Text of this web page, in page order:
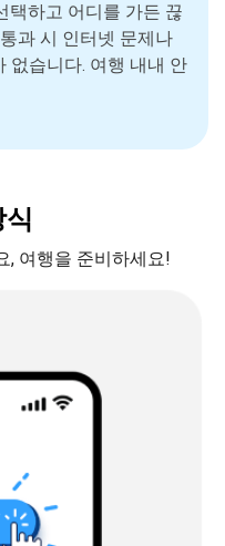
택하고 어디를 가든 끊
과 시 인터넷 문제나
없습니다. 여행 내내 안
, 여행을 준비하세요!